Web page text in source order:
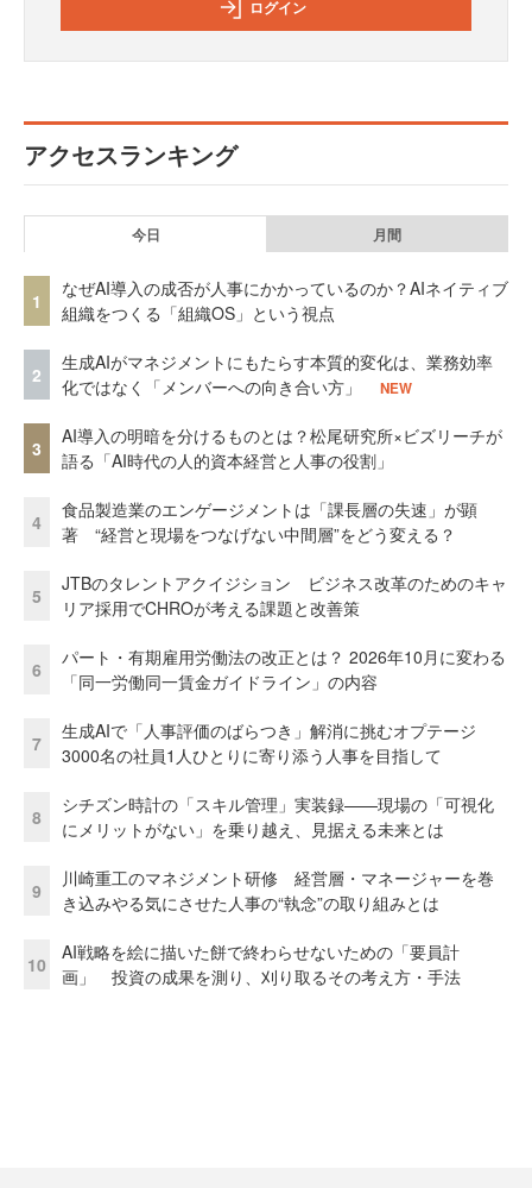
ログイン
アクセスランキング
今日 月間
1
なぜAI導入の成否が人事にかかっているのか？AIネイティブ
組織をつくる「組織OS」という視点
2
生成AIがマネジメントにもたらす本質的変化は、業務効率
化ではなく「メンバーへの向き合い方」
NEW
3
AI導入の明暗を分けるものとは？松尾研究所×ビズリーチが
語る「AI時代の人的資本経営と人事の役割」
4
食品製造業のエンゲージメントは「課長層の失速」が顕
著 “経営と現場をつなげない中間層”をどう変える？
5
JTBのタレントアクイジション ビジネス改革のためのキャ
リア採用でCHROが考える課題と改善策
6
パート・有期雇用労働法の改正とは？ 2026年10月に変わる
「同一労働同一賃金ガイドライン」の内容
7
生成AIで「人事評価のばらつき」解消に挑むオプテージ
3000名の社員1人ひとりに寄り添う人事を目指して
8
シチズン時計の「スキル管理」実装録——現場の「可視化
にメリットがない」を乗り越え、見据える未来とは
9
川崎重工のマネジメント研修 経営層・マネージャーを巻
き込みやる気にさせた人事の“執念”の取り組みとは
10
AI戦略を絵に描いた餅で終わらせないための「要員計
画」 投資の成果を測り、刈り取るその考え方・手法